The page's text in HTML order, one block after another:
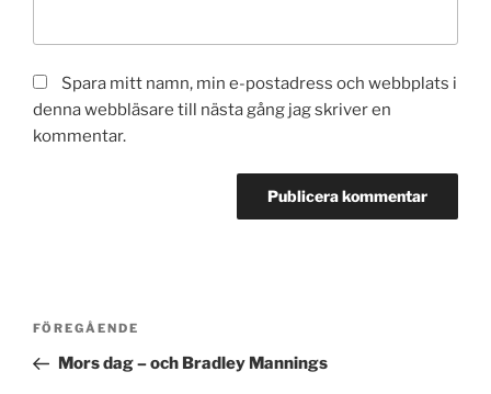
Spara mitt namn, min e-postadress och webbplats i
denna webbläsare till nästa gång jag skriver en
kommentar.
Inläggsnavigering
Föregående
inlägg
FÖREGÅENDE
Mors dag – och Bradley Mannings